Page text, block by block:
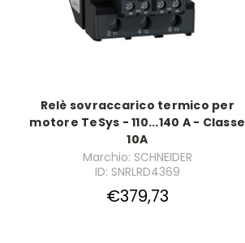
Relè sovraccarico termico per
motore TeSys - 110...140 A - Classe
10A
Marchio: SCHNEIDER
ID: SNRLRD4369
€379,73